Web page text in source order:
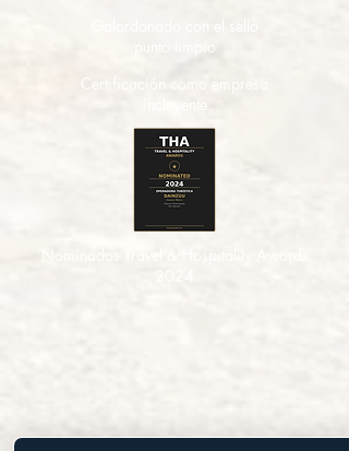
punto limpio
Certificación como empresa
2024